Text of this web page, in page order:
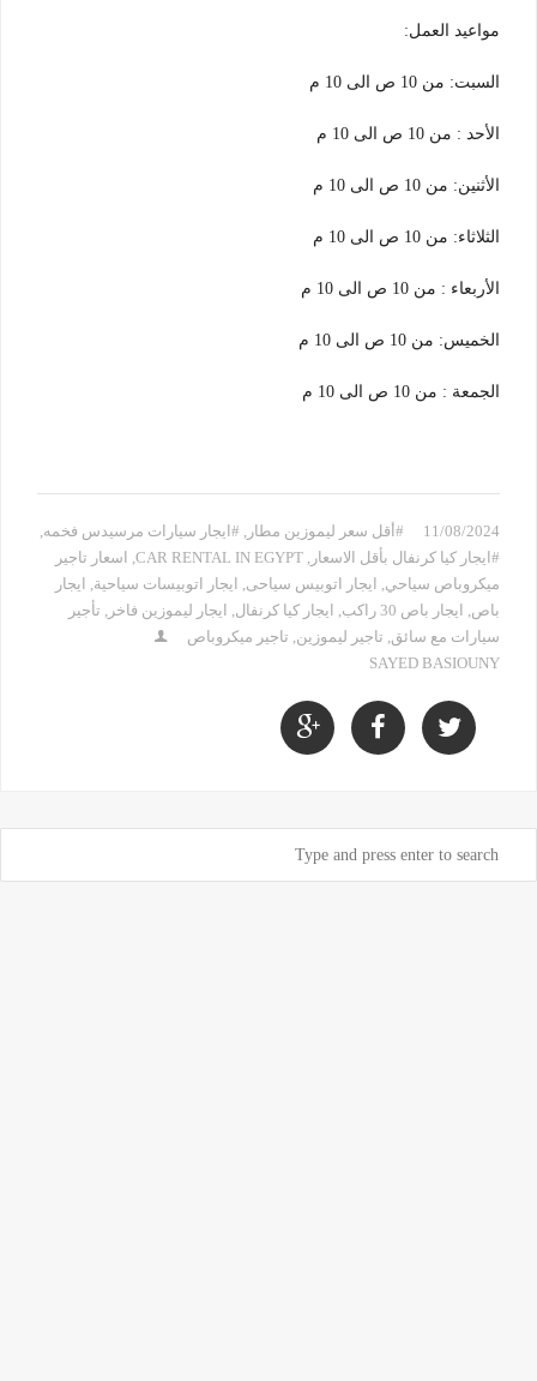
مواعيد العمل:
السبت: من 10 ص الى 10 م
الأحد : من 10 ص الى 10 م
الأثنين: من 10 ص الى 10 م
الثلاثاء: من 10 ص الى 10 م
الأربعاء : من 10 ص الى 10 م
الخميس: من 10 ص الى 10 م
الجمعة : من 10 ص الى 10 م
11/08/2024 #أقل سعر ليموزين مطار , #ايجار سيارات مرسيدس فخمه,
#ايجار كيا كرنفال بأقل الاسعار ,
CAR RENTAL IN EGYPT
, اسعار تاجير
ميكروباص سياحي, ايجار اتوبيس سياحى, ايجار اتوبيسات سياحية, ايجار
باص, ايجار باص 30 راكب , ايجار كيا كرنفال, ايجار ليموزين فاخر , تأجير
سيارات مع سائق, تاجير ليموزين, تاجير ميكروباص
SAYED BASIOUNY